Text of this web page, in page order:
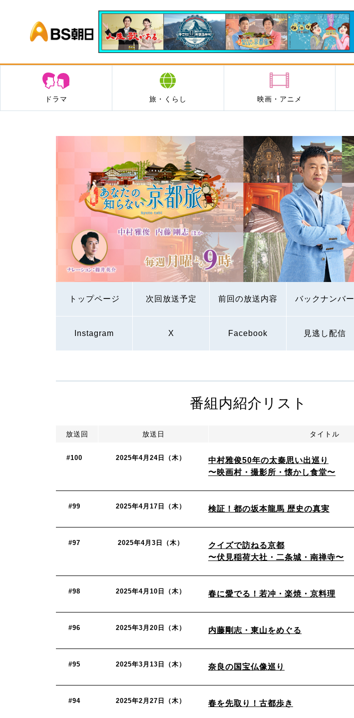
BS朝日
ドラマ 旅・くらし 映画・アニメ
トップページ 次回放送予定 前回の放送内容 バックナンバー
Instagram X Facebook 見逃し配信
番組内紹介リスト
放送回 放送日 タイトル
#100 2025年4月24日（木）
中村雅俊50年の太秦思い出巡り
〜映画村・撮影所・懐かし食堂〜
#99 2025年4月17日（木） 検証！都の坂本龍馬 歴史の真実
#97 2025年4月3日（木）
クイズで訪ねる京都
〜伏見稲荷大社・二条城・南禅寺〜
#98 2025年4月10日（木） 春に愛でる！若冲・楽焼・京料理
#96 2025年3月20日（木） 内藤剛志・東山をめぐる
#95 2025年3月13日（木） 奈良の国宝仏像巡り
#94 2025年2月27日（木） 春を先取り！古都歩き